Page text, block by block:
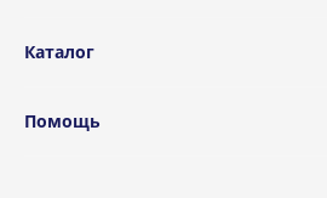
Каталог
Помощь